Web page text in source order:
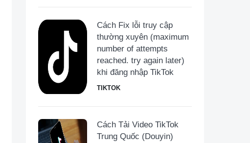
Cách Fix lỗi truy cập
thường xuyên (maximum
number of attempts
reached. try again later)
khi đăng nhập TikTok
TIKTOK
Cách Tải Video TikTok
Trung Quốc (Douyin)